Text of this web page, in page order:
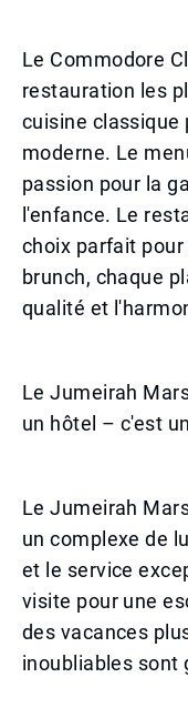
Le Commodore
restauration les
cuisine classique
moderne. Le
passion pour la
l'enfance. Le
choix parfait
brunch, chaque
qualité et
Le Jumeirah
un hôtel – c'est
Le Jumeirah
un complexe de
et le service
visite pour une
des vacances
inoubliables sont